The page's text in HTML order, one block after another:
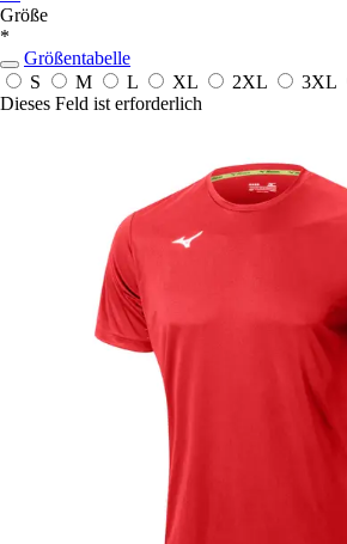
Größe
*
Größentabelle
S
M L XL 2XL 3XL
Dieses Feld ist erforderlich